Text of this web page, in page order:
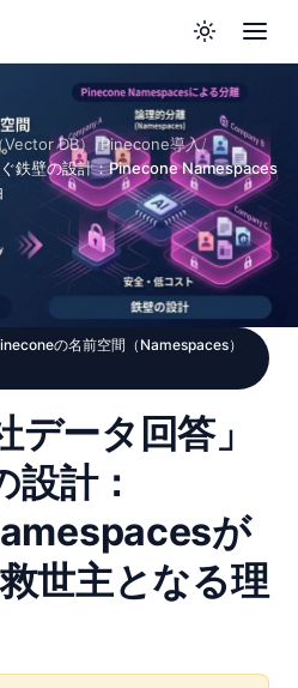
DB） /Pinecone導入/
鉄壁の設計：Pinecone Namespaces
の名前空間（Namespaces）
データ回答」
設計：
が
世主となる理